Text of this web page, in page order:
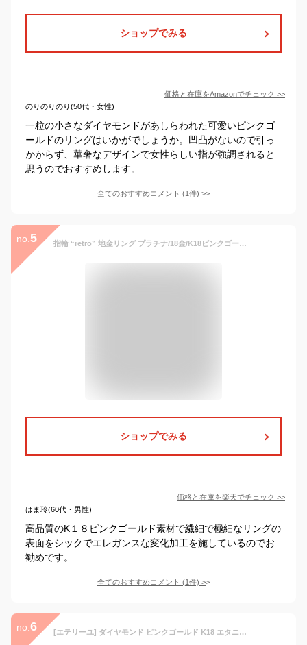
ショップでみる
価格と在庫をAmazonでチェック >>
のりのりのり(50代・女性)
一粒の小さなダイヤモンドがあしらわれた可愛いピンクゴ
ールドのリングはいかがでしょうか。凹凸がないので引っ
かからず、華奢なデザインで女性らしい指が強調されると
思うのでおすすめします。
全てのおすすめコメント (1件) >
no. 5 指輪 “retro” 地金リング プラチナ/18金/K18ピンクゴールド 0号~20号 華奢 ピンキー レディース プレゼント ギフト
ショップでみる
価格と在庫を楽天でチェック >>
はま玲(60代・男性)
高品質のK１８ピンクゴールド素材で繊細で極細なリングの
表面をシックでエレガンスな変化加工を施しているのでお
勧めです。
全てのおすすめコメント (1件) >
no. 6 [エテリーユ] ダイヤモンド ピンクゴールド K18 エタニティ ハーフエタニティ 重ねづけ 華奢 リング 指輪 レディース 9号